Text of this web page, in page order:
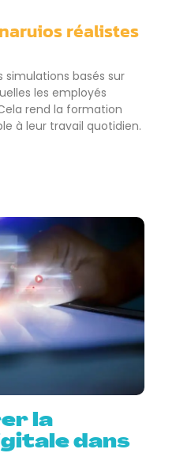
réalistes
simulations basés sur
les employés
rend la formation
à leur travail quotidien.
la
dans